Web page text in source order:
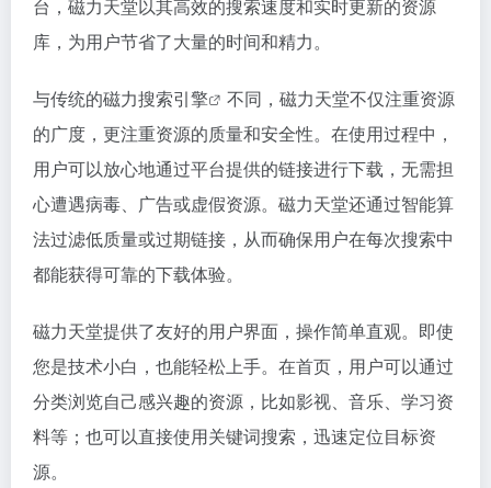
台，磁力天堂以其高效的搜索速度和实时更新的资源
库，为用户节省了大量的时间和精力。
与传统的磁力搜索引擎
不同，磁力天堂不仅注重资源
的广度，更注重资源的质量和安全性。在使用过程中，
用户可以放心地通过平台提供的链接进行下载，无需担
心遭遇病毒、广告或虚假资源。磁力天堂还通过智能算
法过滤低质量或过期链接，从而确保用户在每次搜索中
都能获得可靠的下载体验。
磁力天堂提供了友好的用户界面，操作简单直观。即使
您是技术小白，也能轻松上手。在首页，用户可以通过
分类浏览自己感兴趣的资源，比如影视、音乐、学习资
料等；也可以直接使用关键词搜索，迅速定位目标资
源。